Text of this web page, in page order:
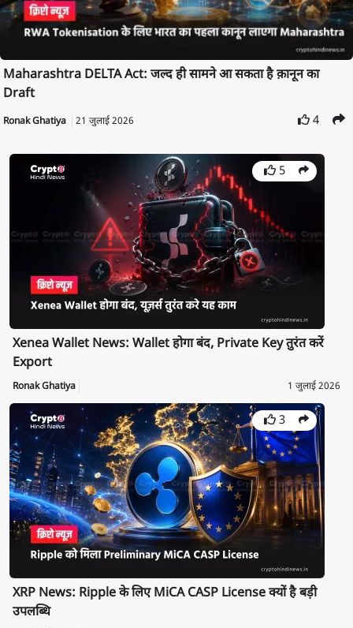
Maharashtra DELTA Act: जल्द ही सामने आ सकता है क़ानून का
Draft
Ronak Ghatiya 21 जुलाई 2026 4
5
Xenea Wallet News: Wallet होगा बंद, Private Key तुरंत करें
Export
Ronak Ghatiya 1 जुलाई 2026
3
XRP News: Ripple के लिए MiCA CASP License क्यों है बड़ी
उपलब्धि